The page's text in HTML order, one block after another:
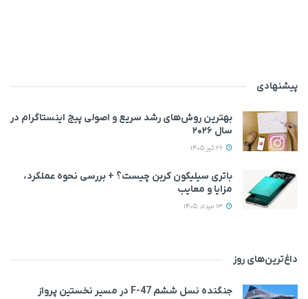
پیشنهادی
بهترین روش‌های رشد سریع و اصولی پیج اینستاگرام در
سال ۲۰۲۶
باتری سیلیکون کربن چیست؟ + بررسی نحوه عملکرد،
مزایا و معایب
داغ‌ترین‌های روز
جنگنده نسل ششم F-47 در مسیر نخستین پرواز